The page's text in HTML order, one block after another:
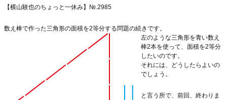
【横山験也のちょっと一休み】№.2985
数え棒で作った三角形の面積を2等分する問題の続きです。
左のような三角形を青い数え
棒2本を使って、面積を2等分
したいのです。
それには、どうしたらよいの
でしょう。
と言う所で、前回、終わりま